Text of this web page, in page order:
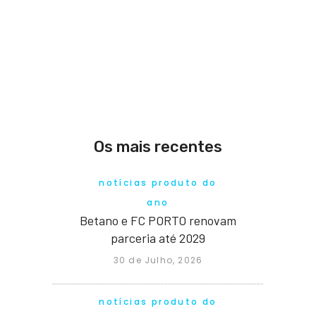
Os mais recentes
notícias produto do
ano
Betano e FC PORTO renovam
parceria até 2029
30 de Julho, 2026
notícias produto do